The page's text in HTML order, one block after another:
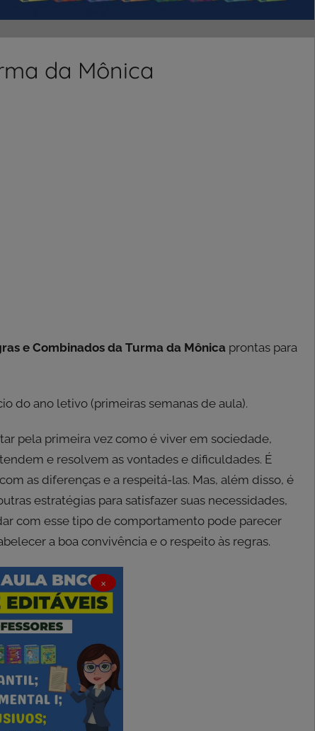
da Mônica
e Combinados da Turma da Mônica prontas para
do ano letivo (primeiras semanas de aula).
pela primeira vez como é viver em sociedade,
e resolvem as vontades e dificuldades. É
as diferenças e a respeitá-las. Mas, além disso, é
estratégias para satisfazer suas necessidades,
com esse tipo de comportamento pode parecer
a boa convivência e o respeito às regras.
×